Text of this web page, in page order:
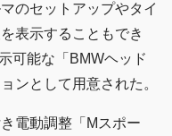
のセットアップやタイ
表示することもでき
可能な「BMWヘッド
ンとして用意された。
電動調整「Mスポー